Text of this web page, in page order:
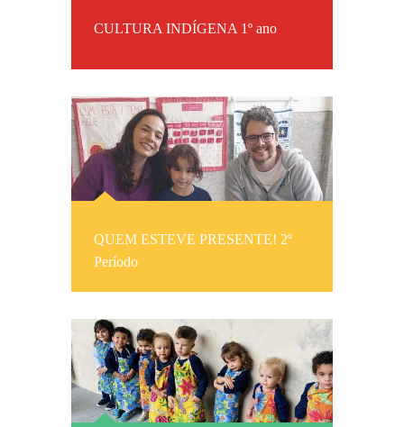
CULTURA INDÍGENA 1º ano
QUEM ESTEVE PRESENTE! 2º
Período